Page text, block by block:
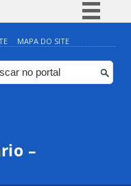
Simplifique!
Comunica BR
Participe
Canais
MAPA DO SITE
–